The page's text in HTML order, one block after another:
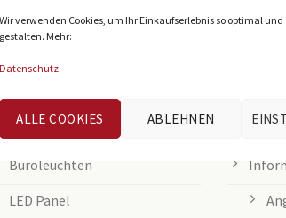
Wir verwenden Cookies, um Ihr Einkaufserlebnis so optimal
gestalten. Mehr:
Datenschutz-
ALLE COOKIES ABLEHNEN
KATEGORIEN
Büroleuchten
LED Panel